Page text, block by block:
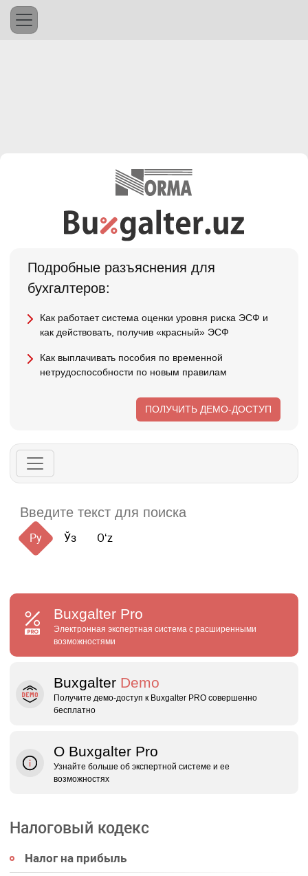
Подробные разъяснения для
бухгалтеров:
Как работает система оценки уровня риска ЭСФ и
как действовать, получив «красный» ЭСФ
Как выплачивать пособия по временной
нетрудоспособности по новым правилам
ПОЛУЧИТЬ ДЕМО-ДОСТУП
Ру Ўз Oʻz
Buxgalter Pro
Электронная экспертная система с расширенными
возможностями
Buxgalter Demo
Получите демо‑доступ к Buxgalter PRO совершенно
бесплатно
О Buxgalter Pro
Узнайте больше об экспертной системе и ее
возможностях
Налоговый кодекс
Налог на прибыль